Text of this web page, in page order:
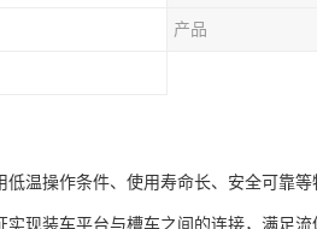
产品
温操作条件、使用寿命长、安全可靠等
现装车平台与槽车之间的连接，满足流